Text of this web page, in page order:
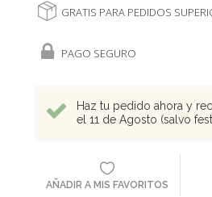
GRATIS PARA PEDIDOS
PAGO SEGURO
Haz tu pedido ahora y
el 11 de Agosto (salvo
AÑADIR A MIS FAVORITOS